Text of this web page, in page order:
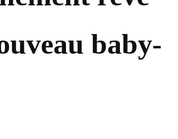
baby-